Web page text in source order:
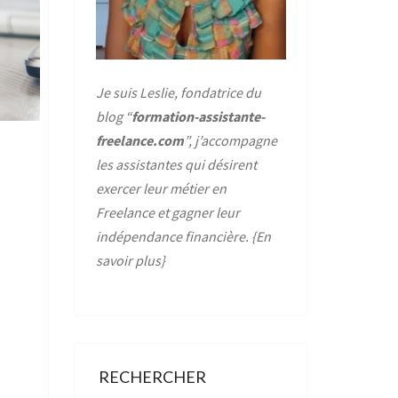
Je suis Leslie, fondatrice du
blog “formation-assistante-
freelance.com”, j’accompagne
les assistantes qui désirent
exercer leur métier en
Freelance et gagner leur
indépendance financière. {En
savoir plus}
RECHERCHER